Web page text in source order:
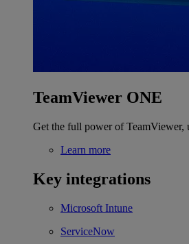
TeamViewer ONE
Get the full power of TeamViewer,
Learn more
Key integrations
Microsoft Intune
ServiceNow